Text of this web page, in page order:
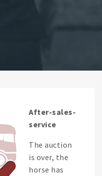
After-sales-
service
The auction
is over, the
horse has